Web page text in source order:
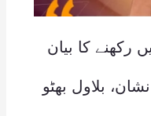
میں رکھنے کا بیان
بلاول بھٹو